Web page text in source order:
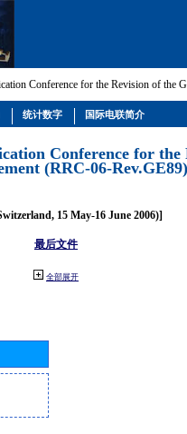
Conference for the Revision of the
Conference for the
(RRC-06-
15 May-16 June 2006)]
最后文件
全部展开
统计数字 国际电联简介